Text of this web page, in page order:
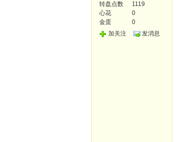
转盘点数
1119
心花
0
金蛋
0
加关注
发消息